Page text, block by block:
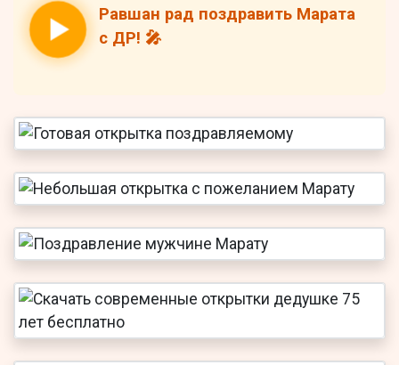
Равшан рад поздравить Марата
с ДР! 🎤